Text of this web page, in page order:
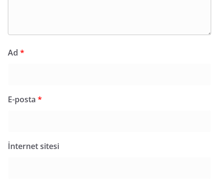
Ad *
E-posta *
İnternet sitesi